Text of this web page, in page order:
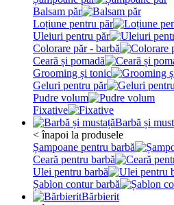
Balsam păr
Loțiune pentru păr
Uleiuri pentru păr
Colorare păr - barbă
Ceară și pomadă
Grooming și tonic
Geluri pentru păr
Pudre volum
Fixative
Barbă și
< înapoi la produsele
Șampoane pentru barbă
Ceară pentru barbă
Ulei pentru barbă
Șablon contur barbă
Bărbierit